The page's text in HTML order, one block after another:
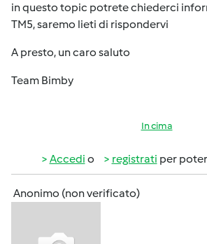
in questo topic potrete chiederci
TM5, saremo lieti di rispondervi
A presto, un caro saluto
Team Bimby
In cima
Accedi o registrati per
Anonimo (non verificato)